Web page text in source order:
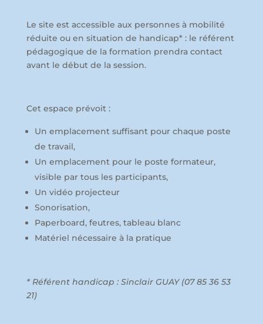
Le site est accessible aux personnes à mobilité
réduite ou en situation de handicap* : le référent
pédagogique de la formation prendra contact
avant le début de la session.
Cet espace prévoit :
Un emplacement suffisant pour chaque poste
de travail,
Un emplacement pour le poste formateur,
visible par tous les participants,
Un vidéo projecteur
Sonorisation,
Paperboard, feutres, tableau blanc
Matériel nécessaire à la pratique
* Référent handicap : Sinclair GUAY (07 85 36 53
21)